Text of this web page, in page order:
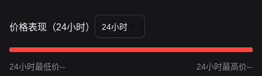
$0.0150 - $0.0155
象，可能提供短期买入机会。
• 若价格以显著放大的交易量突破$0.0210
转，并转向更偏多的结构。
• 若TonUP价格跌破
，市场可能进入更深度的回调阶
价格表现（24小时） 24小时
24小时最低价-- 24小时最高价--